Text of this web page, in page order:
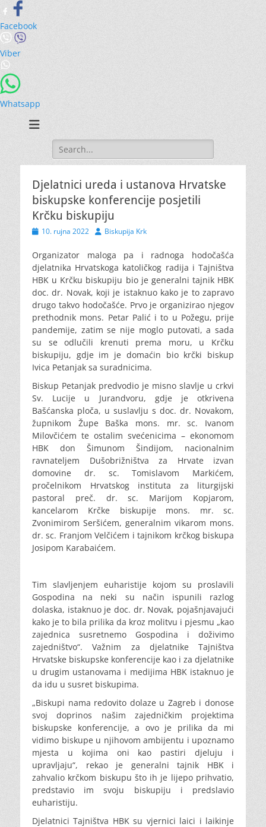
Facebook
Viber
Whatsapp
Search
for:
Djelatnici ureda i ustanova Hrvatske
biskupske konferencije posjetili
Krčku biskupiju
Posted10. rujna 2022 AuthorBiskupija Krk
Organizator maloga pa i radnoga hodočašća
djelatnika Hrvatskoga katoličkog radija i Tajništva
HBK u Krčku biskupiju bio je generalni tajnik HBK
doc. dr. Novak, koji je istaknuo kako je to zapravo
drugo takvo hodočašće. Prvo je organizirao njegov
prethodnik mons. Petar Palić i to u Požegu, prije
pandemije, zatim se nije moglo putovati, a sada
su se odlučili krenuti prema moru, u Krčku
biskupiju, gdje im je domaćin bio krčki biskup
Ivica Petanjak sa suradnicima.
Biskup Petanjak predvodio je misno slavlje u crkvi
Sv. Lucije u Jurandvoru, gdje je otkrivena
Bašćanska ploča, u suslavlju s doc. dr. Novakom,
župnikom Župe Baška mons. mr. sc. Ivanom
Milovčićem te ostalim svećenicima – ekonomom
HBK don Šimunom Šindijom, nacionalnim
ravnateljem Dušobrižništva za Hrvate izvan
domovine dr. sc. Tomislavom Markićem,
pročelnikom Hrvatskog instituta za liturgijski
pastoral preč. dr. sc. Marijom Kopjarom,
kancelarom Krčke biskupije mons. mr. sc.
Zvonimirom Seršićem, generalnim vikarom mons.
dr. sc. Franjom Velčićem i tajnikom krčkog biskupa
Josipom Karabaićem.
Tim slavljenjem euharistije kojom su proslavili
Gospodina na neki su način ispunili razlog
dolaska, istaknuo je doc. dr. Novak, pojašnjavajući
kako je to bila prilika da kroz molitvu i pjesmu „kao
zajednica susretnemo Gospodina i doživimo
zajedništvo“. Važnim za djelatnike Tajništva
Hrvatske biskupske konferencije kao i za djelatnike
u drugim ustanovama i medijima HBK istaknuo je
da idu u susret biskupima.
„Biskupi nama redovito dolaze u Zagreb i donose
svoj doprinos našim zajedničkim projektima
biskupske konferencije, a ovo je prilika da mi
vidimo biskupe u njihovom ambijentu i upoznamo
mjesta u kojima oni kao pastiri djeluju i
upravljaju“, rekao je generalni tajnik HBK i
zahvalio krčkom biskupu što ih je lijepo prihvatio,
predstavio im svoju biskupiju i predslavio
euharistiju.
Djelatnici Tajništva HBK su vjernici laici i laikinje